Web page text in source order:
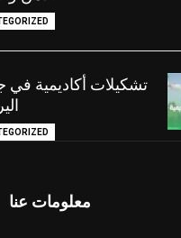
تشكيلات أكاديمية في
معلومات عنا